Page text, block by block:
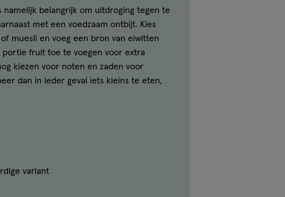
namelijk belangrijk om uitdroging tegen te
met een voedzaam ontbijt. Kies
muesli en voeg een bron van eiwitten
portie fruit toe te voegen voor extra
kiezen voor noten en zaden voor
dan in ieder geval iets kleins te eten,
variant